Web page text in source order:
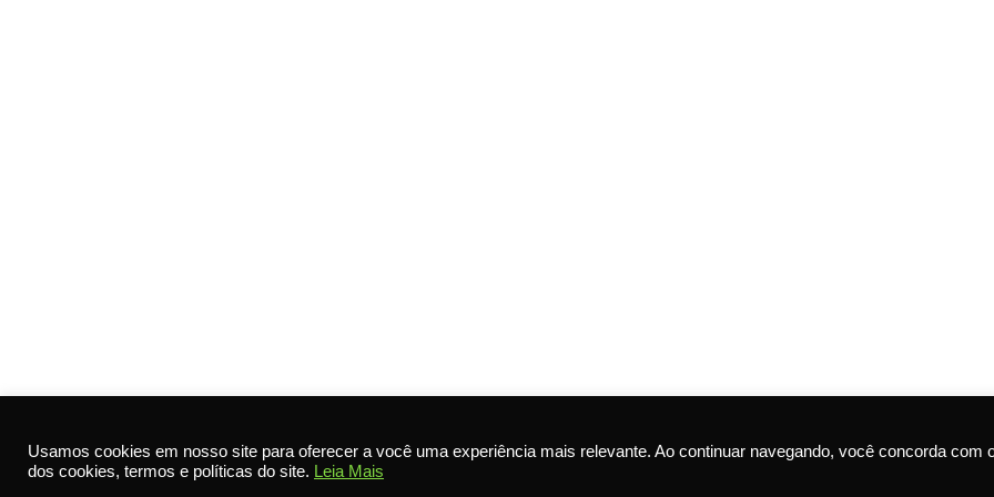
Usamos cookies em nosso site para oferecer a você uma experiência mais relevante. Ao continuar navegando, você concorda com
dos cookies, termos e políticas do site. Leia Mais